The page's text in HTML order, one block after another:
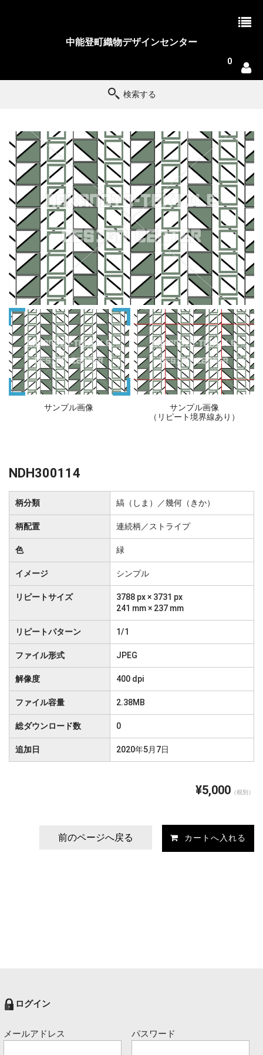
中能登町織物デザインセンター
0
検索する
サンプル画像
サンプル画像
（リピート境界線あり）
NDH300114
柄分類 縞（しま）／幾何（きか）
柄配置 連続柄／ストライプ
色 緑
イメージ シンプル
リピートサイズ
3788 px × 3731 px
241 mm × 237 mm
リピートパターン 1/1
ファイル形式 JPEG
解像度 400 dpi
ファイル容量 2.38MB
総ダウンロード数 0
追加日 2020年5月7日
¥5,000 （税別）
前のページへ戻る
ログイン
メールアドレス パスワード